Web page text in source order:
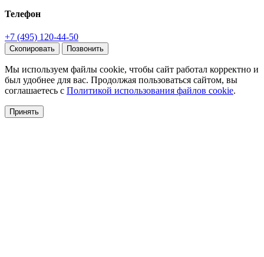
Телефон
+7 (495) 120-44-50
Скопировать Позвонить
Мы используем файлы cookie, чтобы сайт работал корректно и
был удобнее для вас. Продолжая пользоваться сайтом, вы
соглашаетесь с Политикой использования файлов cookie.
Принять